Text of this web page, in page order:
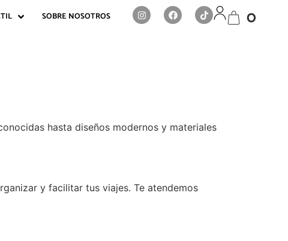
SOBRE NOSOTROS 0
hasta diseños modernos y materiales
y facilitar tus viajes. Te atendemos